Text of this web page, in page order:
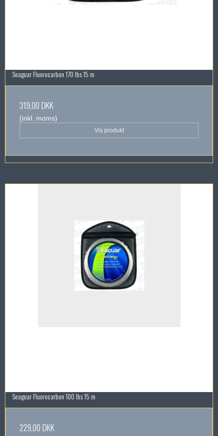
Seaguar Fluorocarbon 170 lbs 15 m
319,00 DKK
(inkl. moms)
Vis produkt
Seaguar Fluorocarbon 100 lbs 15 m
229,00 DKK